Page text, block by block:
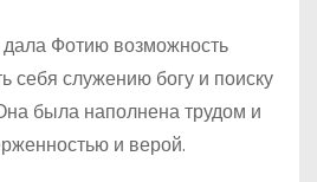
Фотию возможность
себя служению богу и поиску
была наполнена трудом и
и верой.